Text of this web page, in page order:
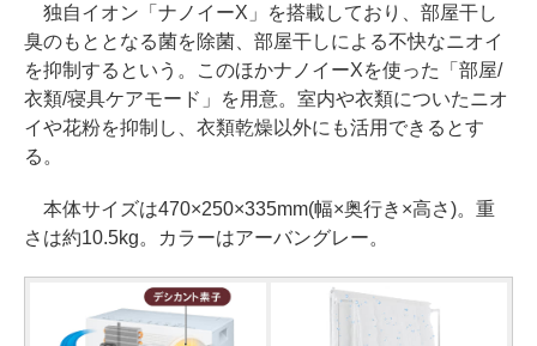
独自イオン「ナノイーX」を搭載しており、部屋干し
臭のもととなる菌を除菌、部屋干しによる不快なニオイ
を抑制するという。このほかナノイーXを使った「部屋/
衣類/寝具ケアモード」を用意。室内や衣類についたニオ
イや花粉を抑制し、衣類乾燥以外にも活用できるとす
る。
本体サイズは470×250×335mm(幅×奥行き×高さ)。重
さは約10.5kg。カラーはアーバングレー。